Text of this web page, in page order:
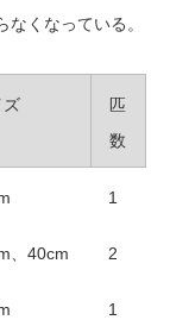
くなっている。
ズ
匹
数
1
、40cm 2
1